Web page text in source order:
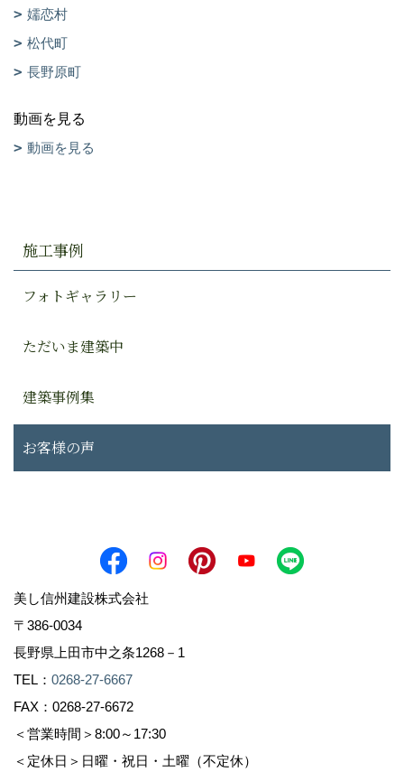
嬬恋村
松代町
長野原町
動画を見る
動画を見る
施工事例
フォトギャラリー
ただいま建築中
建築事例集
お客様の声
美し信州建設株式会社
〒386-0034
長野県上田市中之条1268－1
TEL： 0268-27-6667
FAX：0268-27-6672
＜営業時間＞8:00～17:30
＜定休日＞日曜・祝日・土曜（不定休）